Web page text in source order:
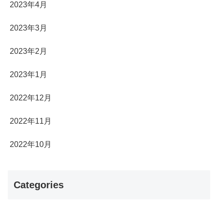
2023年4月
2023年3月
2023年2月
2023年1月
2022年12月
2022年11月
2022年10月
Categories